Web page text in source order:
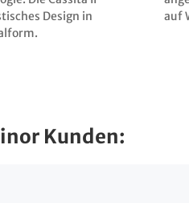
Design in
auf
Kunden: